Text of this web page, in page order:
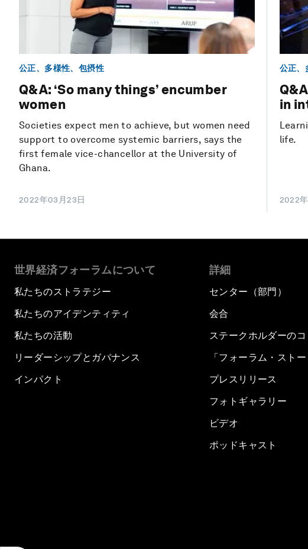
公正、多様性、包摂性
Q&A: ‘So many things’ encumber
women
Societies expect men to achieve, but women need
support to overcome systemic barriers, says the
first female vice-chancellor at the University of
Ghana.
2022年03月23日
公正、
in
life.
2022
世界経済フォーラムについて
私たちのストラテジー
私たちのアイデンティティ
私たちの活動
リーダーシップとガバナンス
インパクト
詳細
センター（部門）
会合
ステークホルダーの
「フォーラム・ストー
プレスリリース
フォトギャラリー
ビデオ
ポッドキャスト